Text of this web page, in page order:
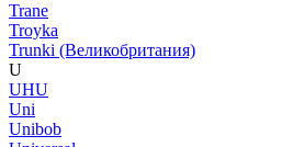
Trane
Troyka
Trunki (Великобритания)
U
UHU
Uni
Unibob